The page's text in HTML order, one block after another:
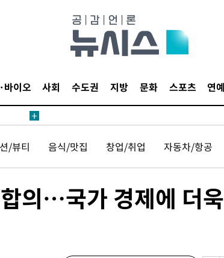
바이오 사회 수도권 지방 문화 스포츠 연예
수색
등 9곳
/뷰티 음식/맛집 창업/취업 자동차/항공
의…국가 경제에 더